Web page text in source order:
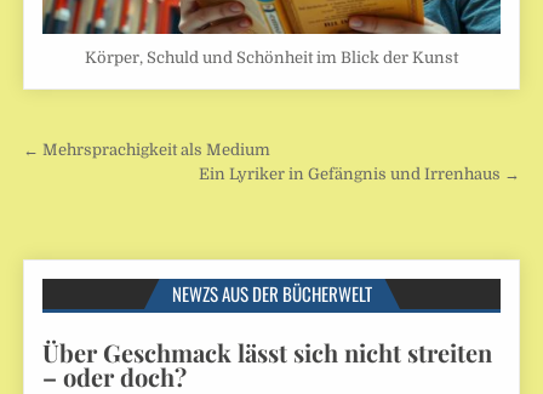
Körper, Schuld und Schönheit im Blick der Kunst
Beitragsnavigation
← Mehrsprachigkeit als Medium
Ein Lyriker in Gefängnis und Irrenhaus →
NEWZS AUS DER BÜCHERWELT
Über Geschmack lässt sich nicht streiten
– oder doch?